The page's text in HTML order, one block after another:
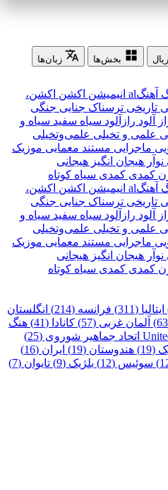
بخش‌ها
زبان‌ها
آهنگal انیمیشن اکشن اکشن،
تاریخی ترسناک جنایی جنگی
آلود رازآلود سیاه سفید سیاه و
علمی و تخیلی علمی‌و‌تخیلی
ماجرایی مستند معمایی موزیک
نوآر هیجان انگیز هیجانی
کمدی کمدی سیاه کوتاه
آهنگal انیمیشن اکشن اکشن،
تاریخی ترسناک جنایی جنگی
آلود رازآلود سیاه سفید سیاه و
علمی و تخیلی علمی‌و‌تخیلی
ماجرایی مستند معمایی موزیک
نوآر هیجان انگیز هیجانی
کمدی کمدی سیاه کوتاه
ایتالیا (311) فرانسه (214)
انگلستان
آلمان غربی (57) کانادا (41)
هنگ
اتحاد جماهیر شوروی (25)
(19) هندوستان (19)
ایران (16)
سوئیس (12) بلژیک (9)
تایوان (7)